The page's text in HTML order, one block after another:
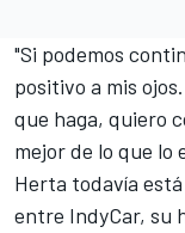
"Si podemos
positivo a mis
que haga, quiero
mejor de lo que lo
Herta todavía
entre IndyCar, su